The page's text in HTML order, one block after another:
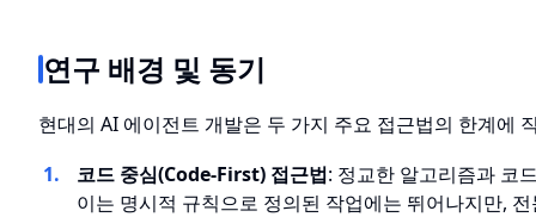
연구 배경 및 동기
현대의 AI 에이전트 개발은 두 가지 주요 접근법의 한계에
코드 중심(Code-First) 접근법: 정교한 알고리즘과 코
이는 명시적 규칙으로 정의된 작업에는 뛰어나지만,